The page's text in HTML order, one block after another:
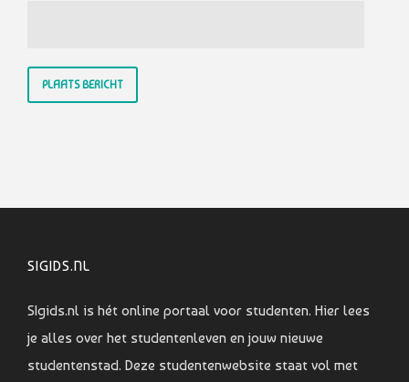
SIGIDS.NL
SIgids.nl is hét online portaal voor studenten. Hier lees
je alles over het studentenleven en jouw nieuwe
studentenstad. Deze studentenwebsite staat vol met